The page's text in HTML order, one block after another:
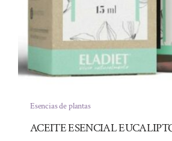
Esencias de plantas
ACEITE ESENCIAL